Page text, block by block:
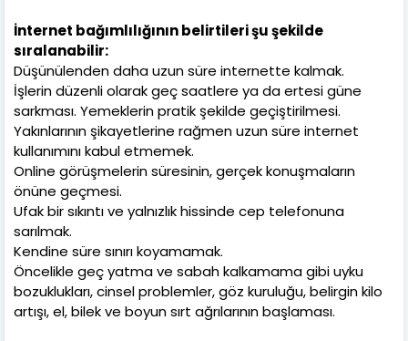
İnternet bağımlılığının belirtileri şu şekilde
sıralanabilir:
Düşünülenden daha uzun süre internette kalmak.
İşlerin düzenli olarak geç saatlere ya da ertesi güne
sarkması. Yemeklerin pratik şekilde geçiştirilmesi.
Yakınlarının şikayetlerine rağmen uzun süre internet
kullanımını kabul etmemek.
Online görüşmelerin süresinin, gerçek konuşmaların
önüne geçmesi.
Ufak bir sıkıntı ve yalnızlık hissinde cep telefonuna
sarılmak.
Kendine süre sınırı koyamamak.
Öncelikle geç yatma ve sabah kalkamama gibi uyku
bozuklukları, cinsel problemler, göz kuruluğu, belirgin kilo
artışı, el, bilek ve boyun sırt ağrılarının başlaması.